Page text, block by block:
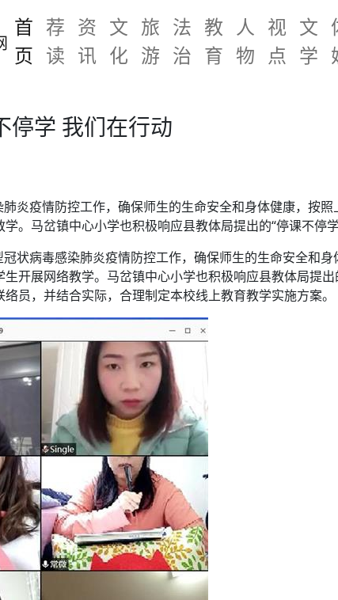
首
页
荐
读
资
讯
文
化
旅
游
法
治
教
育
人
物
视
点
文
学
停学 我们在行动
炎疫情防控工作，确保师生的生命安全和身体健康，按
。马岔镇中心小学也积极响应县教体局提出的“停课不停
状病毒感染肺炎疫情防控工作，确保师生的生命安全和
开展网络教学。马岔镇中心小学也积极响应县教体局提
员，并结合实际，合理制定本校线上教育教学实施方案。